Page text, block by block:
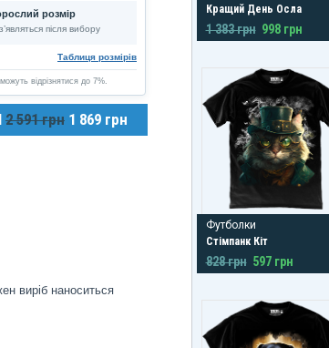
розмір
після вибору
Таблиця розмірів
відрізнятися до 7%.
2 591 грн 1 869 грн
виріб наноситься
Кращий День Осла
1 383 грн 998 грн
Футболки
Стімпанк Кіт
828 грн 597 грн